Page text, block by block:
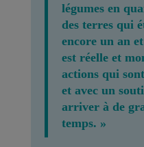
légumes en
des terres qui
encore un an
est réelle et
actions qui
et avec un
arriver à de
temps. »